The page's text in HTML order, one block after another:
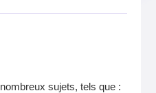
sujets, tels que :